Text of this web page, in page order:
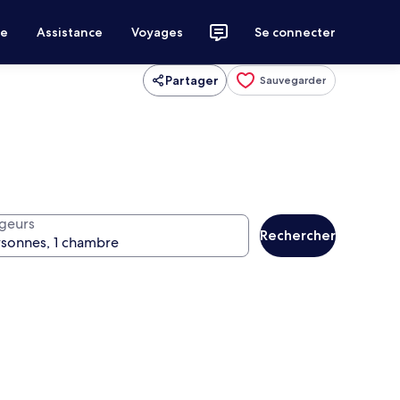
Assistance Voyages Se connecter
Partager Sauvegarder
Rechercher